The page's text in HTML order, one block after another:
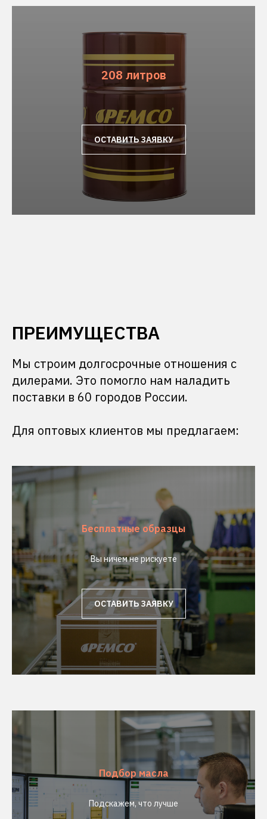
208 литров
ОСТАВИТЬ ЗАЯВКУ
ПРЕИМУЩЕСТВА
Мы строим долгосрочные отношения с
дилерами. Это помогло нам наладить
поставки в 60 городов России.
Для оптовых клиентов мы предлагаем:
Бесплатные образцы
Вы ничем не рискуете
ОСТАВИТЬ ЗАЯВКУ
Подбор масла
Подскажем, что лучше